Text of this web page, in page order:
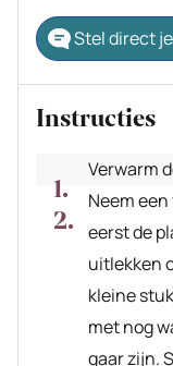
Stel direct
Instructies
Verwarm
Neem
eerst de
uitlekken
kleine
met nog
gaar zijn.